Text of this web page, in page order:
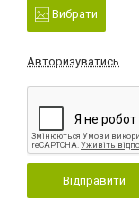
Вибрати
Авторизуватись
Відправити